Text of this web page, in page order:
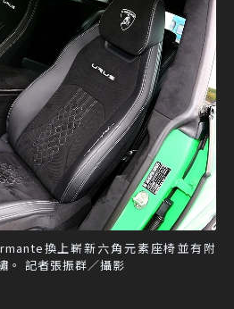
換上嶄新六角元素座椅並有附
記者張振群／攝影